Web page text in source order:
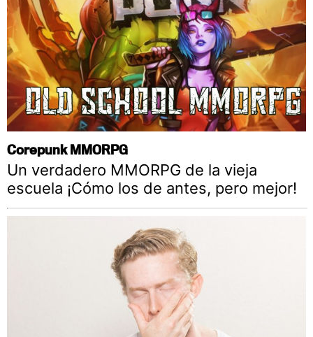
Corepunk MMORPG
Un verdadero MMORPG de la vieja
escuela ¡Cómo los de antes, pero mejor!